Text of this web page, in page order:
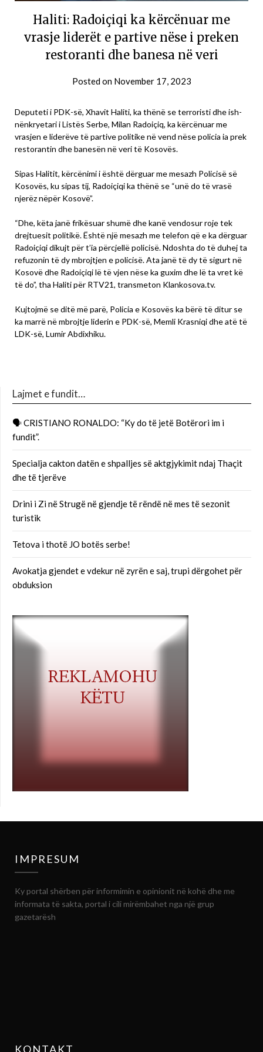
Haliti: Radoiçiqi ka kërcënuar me
vrasje liderët e partive nëse i preken
restoranti dhe banesa në veri
Posted on November 17, 2023
Deputeti i PDK-së, Xhavit Haliti, ka thënë se terroristi dhe ish-
nënkryetari i Listës Serbe, Milan Radoiçiq, ka kërcënuar me
vrasjen e liderëve të partive politike në vend nëse policia ia prek
restorantin dhe banesën në veri të Kosovës.
Sipas Halitit, kërcënimi i është dërguar me mesazh Policisë së
Kosovës, ku sipas tij, Radoiçiqi ka thënë se “unë do të vrasë
njerëz nëpër Kosovë”.
“Dhe, këta janë frikësuar shumë dhe kanë vendosur roje tek
drejtuesit politikë. Është një mesazh me telefon që e ka dërguar
Radoiçiqi dikujt për t’ia përcjellë policisë. Ndoshta do të duhej ta
refuzonin të dy mbrojtjen e policisë. Ata janë të dy të sigurt në
Kosovë dhe Radoiçiqi lë të vjen nëse ka guxim dhe lë ta vret kë
të do”, tha Haliti për RTV21, transmeton Klankosova.tv.
Kujtojmë se ditë më parë, Policia e Kosovës ka bërë të ditur se
ka marrë në mbrojtje liderin e PDK-së, Memli Krasniqi dhe atë të
LDK-së, Lumir Abdixhiku.
Lajmet e fundit…
🗣 CRISTIANO RONALDO: “Ky do të jetë Botërori im i
fundit”.
Specialja cakton datën e shpalljes së aktgjykimit ndaj Thaçit
dhe të tjerëve
Drini i Zi në Strugë në gjendje të rëndë në mes të sezonit
turistik
Tetova i thotë JO botës serbe!
Avokatja gjendet e vdekur në zyrën e saj, trupi dërgohet për
obduksion
IMPRESUM
Ky portal shërben për informimin e opinionit në kohë dhe me
informata të sakta, portal i cili mirëmbahet nga një grup
gazetarësh
KONTAKT